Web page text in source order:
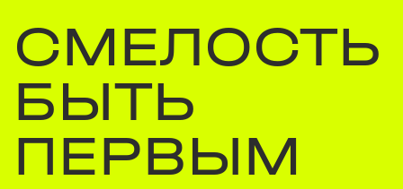
СМЕЛОСТЬ
БЫТЬ
ПЕРВЫМ